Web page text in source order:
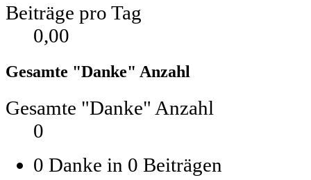
Beiträge pro Tag
0,00
Gesamte "Danke" Anzahl
Gesamte "Danke" Anzahl
0
0 Danke in 0 Beiträgen